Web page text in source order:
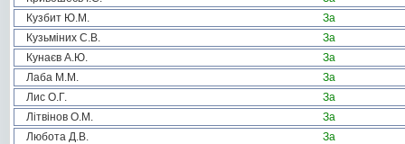
Кузбит Ю.М.
За
Кузьміних С.В.
За
Кунаєв А.Ю.
За
Лаба М.М.
За
Лис О.Г.
За
Літвінов О.М.
За
Любота Д.В.
За